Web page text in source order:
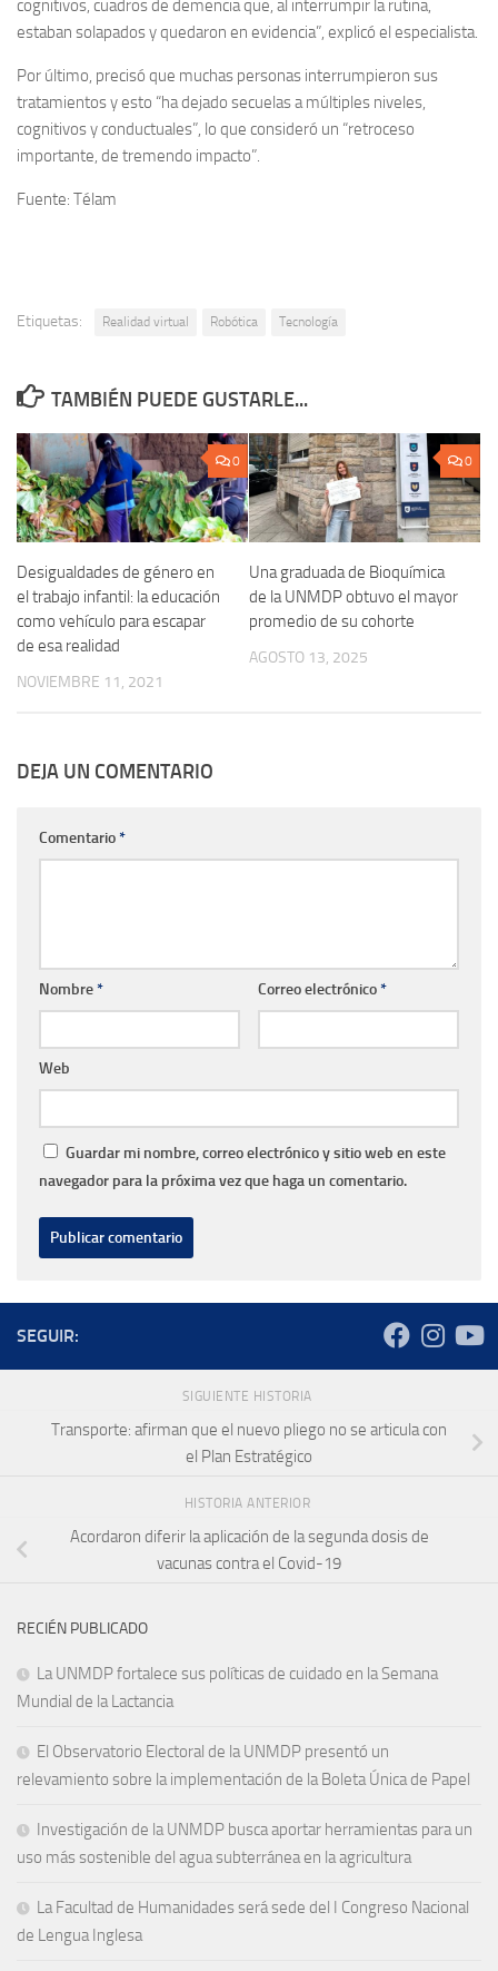
cognitivos, cuadros de demencia que, al interrumpir la rutina,
estaban solapados y quedaron en evidencia”, explicó el especialista.
Por último, precisó que muchas personas interrumpieron sus
tratamientos y esto “ha dejado secuelas a múltiples niveles,
cognitivos y conductuales”, lo que consideró un “retroceso
importante, de tremendo impacto”.
Fuente: Télam
Etiquetas: Realidad virtual Robótica Tecnología
TAMBIÉN PUEDE GUSTARLE...
0
Desigualdades de género en
el trabajo infantil: la educación
como vehículo para escapar
de esa realidad
NOVIEMBRE 11, 2021
0
Una graduada de Bioquímica
de la UNMDP obtuvo el mayor
promedio de su cohorte
AGOSTO 13, 2025
DEJA UN COMENTARIO
Comentario*
Nombre* Correo electrónico*
Web
Guardar mi nombre, correo electrónico y sitio web en este
navegador para la próxima vez que haga un comentario.
SEGUIR:
SIGUIENTE HISTORIA
Transporte: afirman que el nuevo pliego no se articula con
el Plan Estratégico
HISTORIA ANTERIOR
Acordaron diferir la aplicación de la segunda dosis de
vacunas contra el Covid-19
RECIÉN PUBLICADO
La UNMDP fortalece sus políticas de cuidado en la Semana
Mundial de la Lactancia
El Observatorio Electoral de la UNMDP presentó un
relevamiento sobre la implementación de la Boleta Única de Papel
Investigación de la UNMDP busca aportar herramientas para un
uso más sostenible del agua subterránea en la agricultura
La Facultad de Humanidades será sede del I Congreso Nacional
de Lengua Inglesa